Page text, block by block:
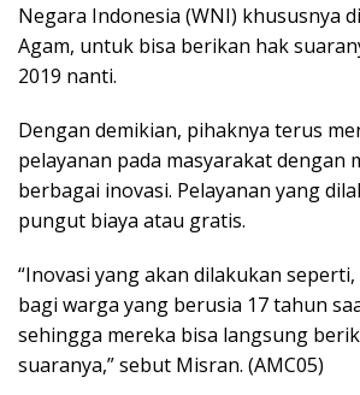
Negara Indonesia (WNI) khususnya
Agam, untuk bisa berikan hak
2019 nanti.
Dengan demikian, pihaknya terus
pelayanan pada masyarakat dengan
berbagai inovasi. Pelayanan yang
pungut biaya atau gratis.
“Inovasi yang akan dilakukan
bagi warga yang berusia 17 tahun
sehingga mereka bisa langsung
suaranya,” sebut Misran. (AMC05)